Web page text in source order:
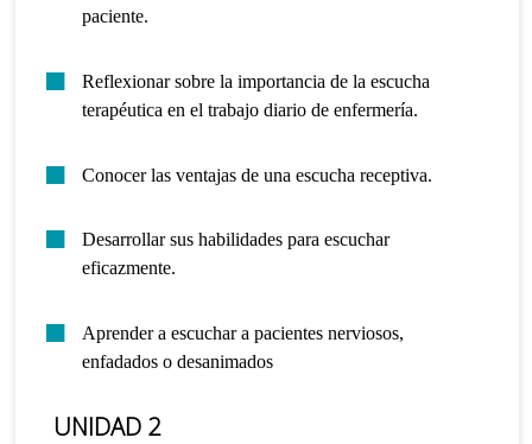
paciente.
Reflexionar sobre la importancia de la escucha
terapéutica en el trabajo diario de enfermería.
Conocer las ventajas de una escucha receptiva.
Desarrollar sus habilidades para escuchar
eficazmente.
Aprender a escuchar a pacientes nerviosos,
enfadados o desanimados
UNIDAD 2